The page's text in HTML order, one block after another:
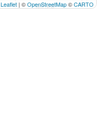
Leaflet | ©OpenStreetMap©CARTO